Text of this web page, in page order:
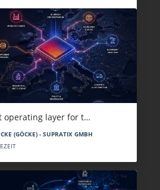
operating layer for t…
(GÖCKE) - SUPRATIX GMBH